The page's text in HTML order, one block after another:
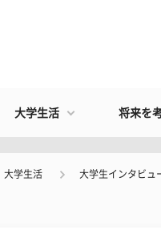
大学生活 将来を
大学生活 大学生インタビュ